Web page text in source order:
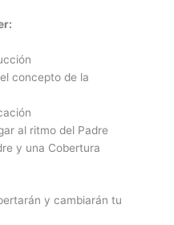
concepto de la
al ritmo del Padre
y una Cobertura
y cambiarán tu